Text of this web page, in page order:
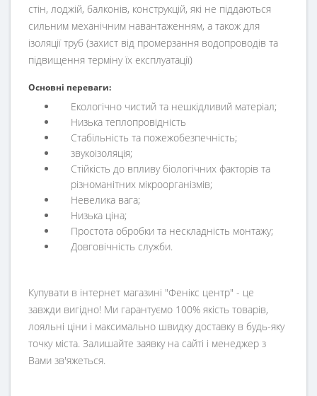
стін, лоджій, балконів, конструкцій, які не піддаються
сильним механічним навантаженням, а також для
ізоляції труб (захист від промерзання водопроводів та
підвищення терміну їх експлуатації)
Основні переваги:
Екологічно чистий та нешкідливий матеріал;
Низька теплопровідність
Стабільність та пожежобезпечність;
звукоізоляція;
Стійкість до впливу біологічних факторів та
різноманітних мікроорганізмів;
Невелика вага;
Низька ціна;
Простота обробки та нескладність монтажу;
Довговічність служби.
Купувати в інтернет магазині "Фенікс центр" - це
завжди вигідно! Ми гарантуємо 100% якість товарів,
лояльні ціни і максимально швидку доставку в будь-яку
точку міста. Залишайте заявку на сайті і менеджер з
Вами зв'яжеться.